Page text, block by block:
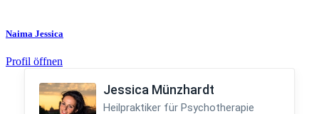
Naima Jessica
Profil öffnen